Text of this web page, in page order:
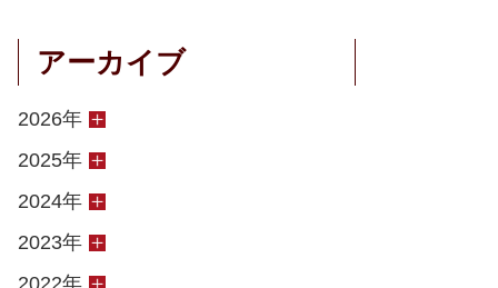
アーカイブ
2026年
2025年
2024年
2023年